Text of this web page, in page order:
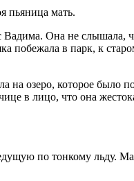
пьяница мать.
Она не слышала,
побежала в парк, к
на озеро, которое было
в лицо, что она
по тонкому льду.